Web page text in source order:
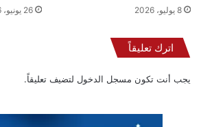
رصدنا 3 مليارات جنيه
8 يوليو، 2026 26 يونيو، 2026
اترك تعليقاً
يجب أنت تكون مسجل الدخول لتضيف تعليقاً.